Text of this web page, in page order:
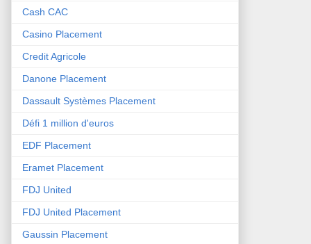
Cash CAC
Casino Placement
Credit Agricole
Danone Placement
Dassault Systèmes Placement
Défi 1 million d'euros
EDF Placement
Eramet Placement
FDJ United
FDJ United Placement
Gaussin Placement